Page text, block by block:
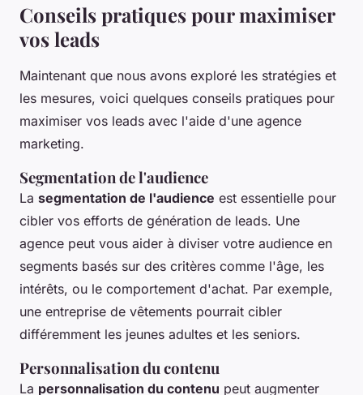
Conseils pratiques pour maximiser
vos leads
Maintenant que nous avons exploré les stratégies et
les mesures, voici quelques conseils pratiques pour
maximiser vos leads avec l'aide d'une agence
marketing.
Segmentation de l'audience
La segmentation de l'audience est essentielle pour
cibler vos efforts de génération de leads. Une
agence peut vous aider à diviser votre audience en
segments basés sur des critères comme l'âge, les
intérêts, ou le comportement d'achat. Par exemple,
une entreprise de vêtements pourrait cibler
différemment les jeunes adultes et les seniors.
Personnalisation du contenu
La personnalisation du contenu peut augmenter